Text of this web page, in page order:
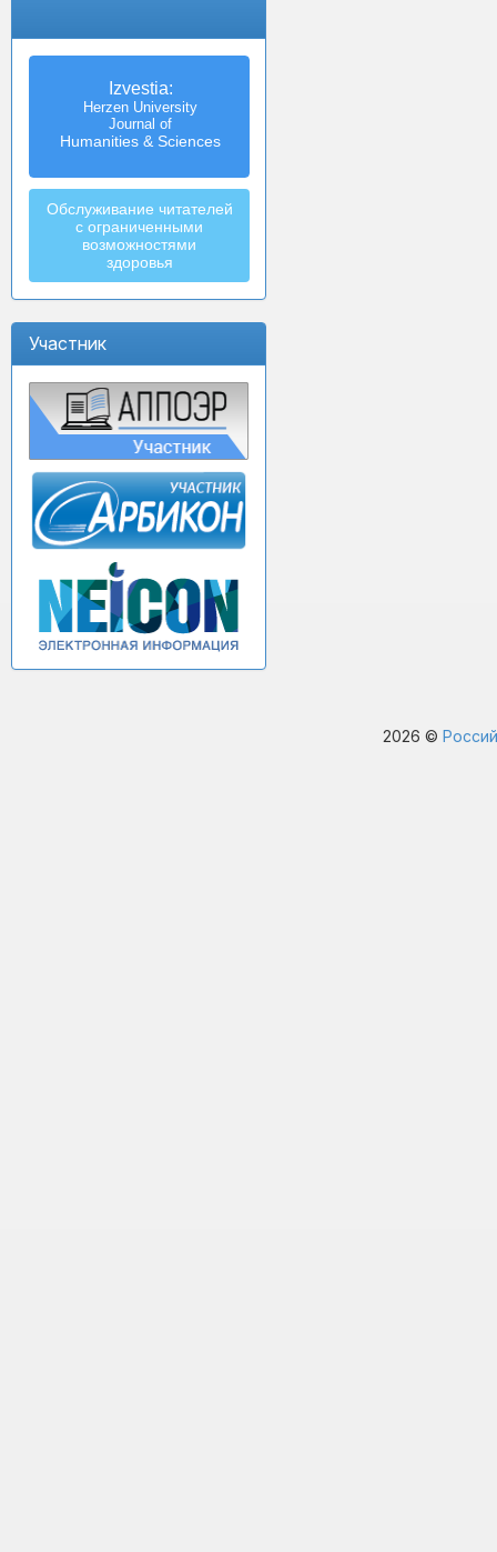
Izvestia:
Herzen University
Journal of
Humanities & Sciences
Обслуживание читателей
с ограниченными
возможностями
здоровья
Участник
2026 ©